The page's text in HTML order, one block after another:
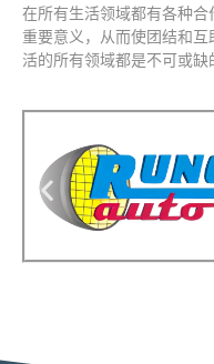
在所有生活领域都有各种
重要意义，从而使团结和
活的所有领域都是不可或缺